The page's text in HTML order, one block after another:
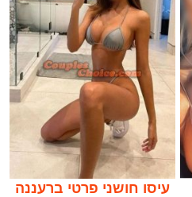
עיסו חושני פרטי ברעננה